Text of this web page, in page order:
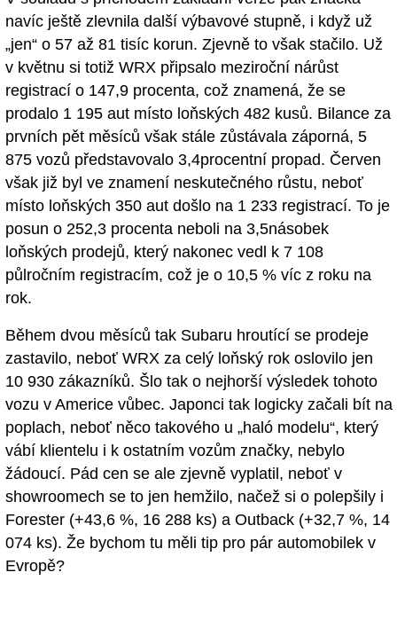
navíc ještě zlevnila další výbavové stupně, i když už
„jen“ o 57 až 81 tisíc korun. Zjevně to však stačilo. Už
v květnu si totiž WRX připsalo meziroční nárůst
registrací o 147,9 procenta, což znamená, že se
prodalo 1 195 aut místo loňských 482 kusů. Bilance za
prvních pět měsíců však stále zůstávala záporná, 5
875 vozů představovalo 3,4procentní propad. Červen
však již byl ve znamení neskutečného růstu, neboť
místo loňských 350 aut došlo na 1 233 registrací. To je
posun o 252,3 procenta neboli na 3,5násobek
loňských prodejů, který nakonec vedl k 7 108
půlročním registracím, což je o 10,5 % víc z roku na
rok.
Během dvou měsíců tak Subaru hroutící se prodeje
zastavilo, neboť WRX za celý loňský rok oslovilo jen
10 930 zákazníků. Šlo tak o nejhorší výsledek tohoto
vozu v Americe vůbec. Japonci tak logicky začali bít na
poplach, neboť něco takového u „haló modelu“, který
vábí klientelu i k ostatním vozům značky, nebylo
žádoucí. Pád cen se ale zjevně vyplatil, neboť v
showroomech se to jen hemžilo, načež si o polepšily i
Forester (+43,6 %, 16 288 ks) a Outback (+32,7 %, 14
074 ks). Že bychom tu měli tip pro pár automobilek v
Evropě?